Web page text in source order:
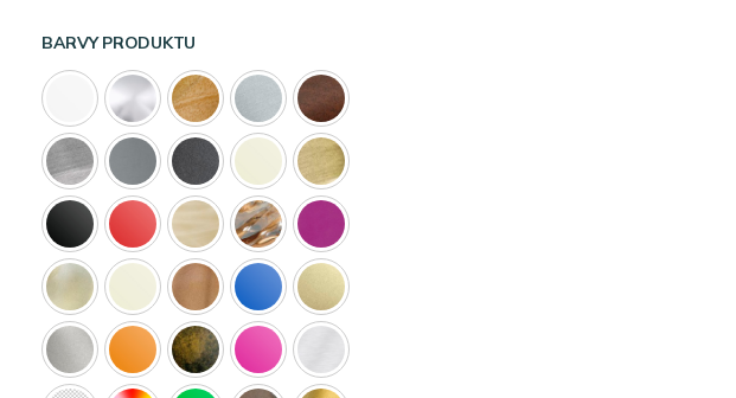
BARVY PRODUKTU